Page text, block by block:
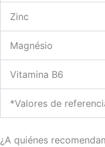
Zinc
Magnésio
Vitamina B6
*Valores de
¿A quiénes